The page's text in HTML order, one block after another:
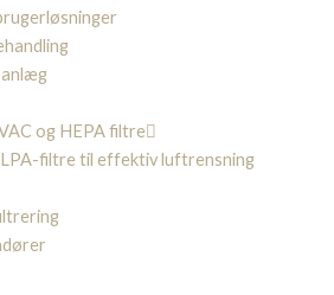
og HEPA filtre
filtre til effektiv luftrensning